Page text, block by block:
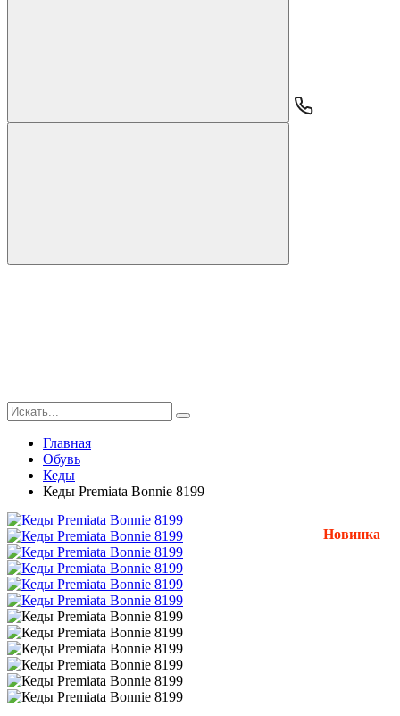
Главная
Обувь
Кеды
Кеды Premiata Bonnie 8199
Новинка